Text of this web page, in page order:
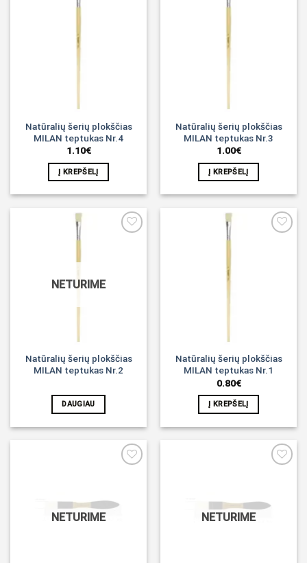
Natūralių šerių plokščias
MILAN teptukas Nr.4
1.10€
Į KREPŠELĮ
Natūralių šerių plokščias
MILAN teptukas Nr.3
1.00€
Į KREPŠELĮ
NETURIME
Natūralių šerių plokščias
MILAN teptukas Nr.2
DAUGIAU
Natūralių šerių plokščias
MILAN teptukas Nr.1
0.80€
Į KREPŠELĮ
NETURIME NETURIME